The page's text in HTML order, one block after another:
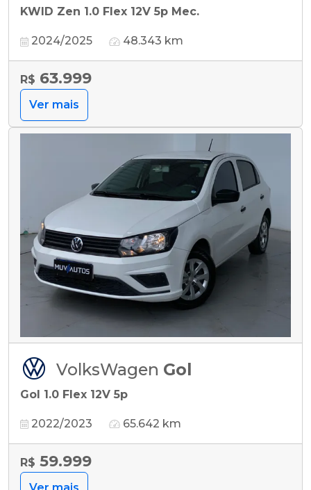
KWID Zen 1.0 Flex 12V 5p Mec.
2024/2025 48.343 km
R$ 63.999
Ver mais
VolksWagen Gol
Gol 1.0 Flex 12V 5p
2022/2023 65.642 km
R$ 59.999
Ver mais